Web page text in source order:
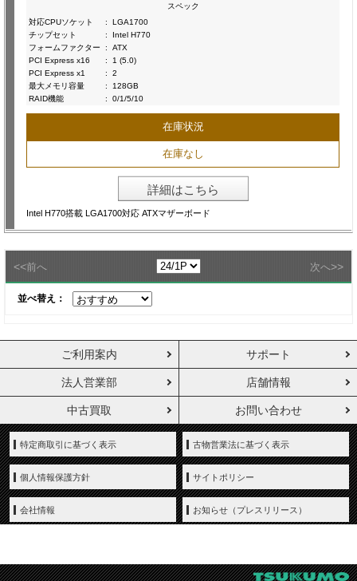
スペック
対応CPUソケット
:
LGA1700
チップセット
:
Intel H770
フォームファクター
:
ATX
PCI Express x16
:
1 (5.0)
PCI Express x1
:
2
最大メモリ容量
:
128GB
RAID機能
: 0/1/5/10
在庫状況
在庫なし
詳細はこちら
Intel H770搭載 LGA1700対応 ATXマザーボード
<<前へ 次へ>>
並べ替え：
ご利用案内 サポート
法人営業部 店舗情報
中古買取 お問い合わせ
特定商取引に基づく表示 古物営業法に基づく表示
個人情報保護方針 サイトポリシー
会社情報 お知らせ（プレスリリース）